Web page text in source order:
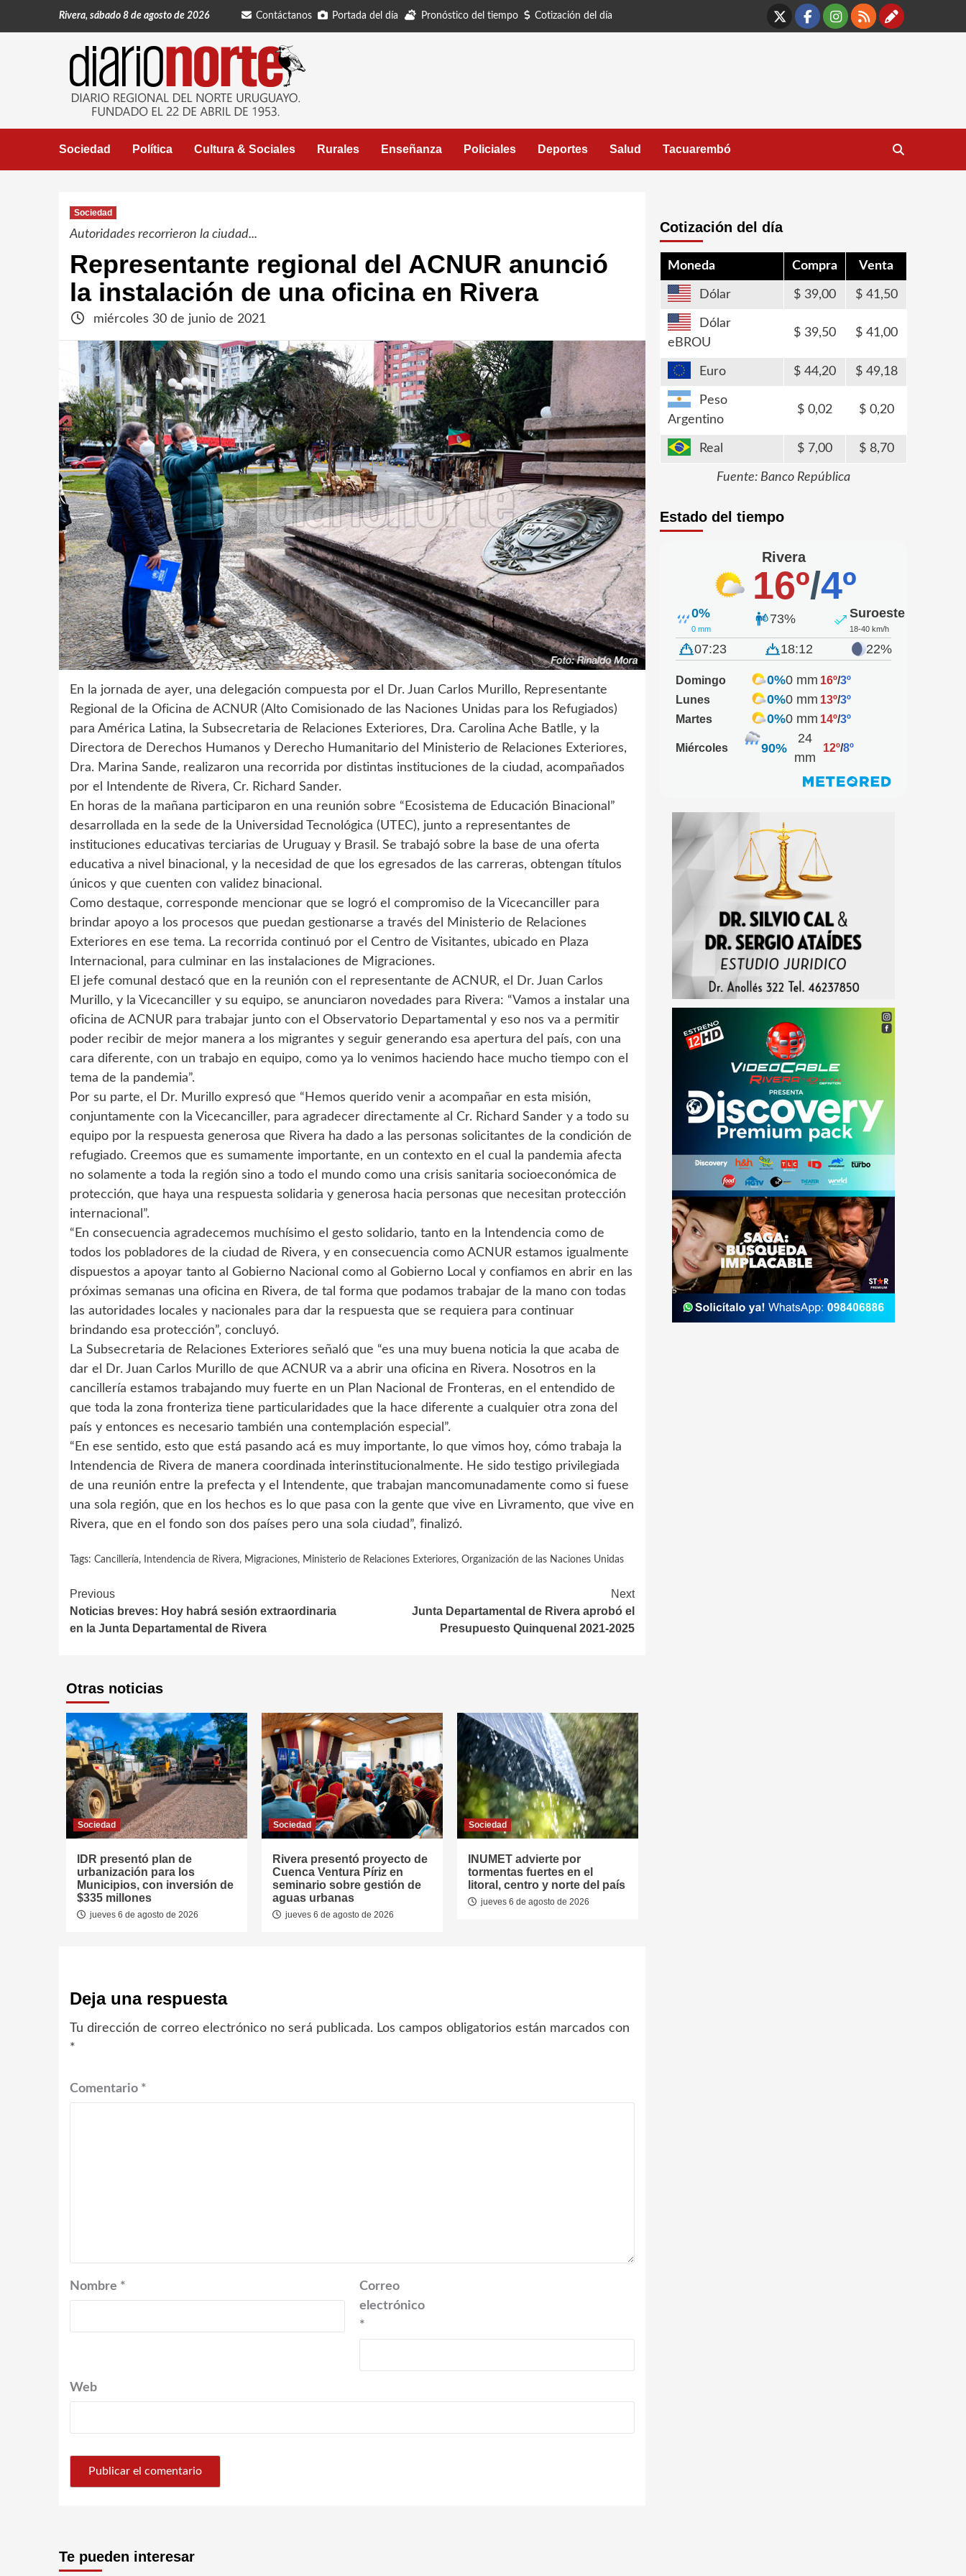
Rivera, sábado 8 de agosto de 2026 Contáctanos Portada del día Pronóstico del tiempo Cotización del día
X Facebook
Instagram
RSS
Sociedad Política Cultura & Sociales Rurales Enseñanza Policiales Deportes Salud Tacuarembó
Sociedad
Autoridades recorrieron la ciudad...
Representante regional del ACNUR anunció
la instalación de una oficina en Rivera
miércoles 30 de junio de 2021
En la jornada de ayer, una delegación compuesta por el Dr. Juan Carlos Murillo, Representante
Regional de la Oficina de ACNUR (Alto Comisionado de las Naciones Unidas para los Refugiados)
para América Latina, la Subsecretaria de Relaciones Exteriores, Dra. Carolina Ache Batlle, y la
Directora de Derechos Humanos y Derecho Humanitario del Ministerio de Relaciones Exteriores,
Dra. Marina Sande, realizaron una recorrida por distintas instituciones de la ciudad, acompañados
por el Intendente de Rivera, Cr. Richard Sander.
En horas de la mañana participaron en una reunión sobre “Ecosistema de Educación Binacional”
desarrollada en la sede de la Universidad Tecnológica (UTEC), junto a representantes de
instituciones educativas terciarias de Uruguay y Brasil. Se trabajó sobre la base de una oferta
educativa a nivel binacional, y la necesidad de que los egresados de las carreras, obtengan títulos
únicos y que cuenten con validez binacional.
Como destaque, corresponde mencionar que se logró el compromiso de la Vicecanciller para
brindar apoyo a los procesos que puedan gestionarse a través del Ministerio de Relaciones
Exteriores en ese tema. La recorrida continuó por el Centro de Visitantes, ubicado en Plaza
Internacional, para culminar en las instalaciones de Migraciones.
El jefe comunal destacó que en la reunión con el representante de ACNUR, el Dr. Juan Carlos
Murillo, y la Vicecanciller y su equipo, se anunciaron novedades para Rivera: “Vamos a instalar una
oficina de ACNUR para trabajar junto con el Observatorio Departamental y eso nos va a permitir
poder recibir de mejor manera a los migrantes y seguir generando esa apertura del país, con una
cara diferente, con un trabajo en equipo, como ya lo venimos haciendo hace mucho tiempo con el
tema de la pandemia”.
Por su parte, el Dr. Murillo expresó que “Hemos querido venir a acompañar en esta misión,
conjuntamente con la Vicecanciller, para agradecer directamente al Cr. Richard Sander y a todo su
equipo por la respuesta generosa que Rivera ha dado a las personas solicitantes de la condición de
refugiado. Creemos que es sumamente importante, en un contexto en el cual la pandemia afecta
no solamente a toda la región sino a todo el mundo como una crisis sanitaria socioeconómica de
protección, que haya una respuesta solidaria y generosa hacia personas que necesitan protección
internacional”.
“En consecuencia agradecemos muchísimo el gesto solidario, tanto en la Intendencia como de
todos los pobladores de la ciudad de Rivera, y en consecuencia como ACNUR estamos igualmente
dispuestos a apoyar tanto al Gobierno Nacional como al Gobierno Local y confiamos en abrir en las
próximas semanas una oficina en Rivera, de tal forma que podamos trabajar de la mano con todas
las autoridades locales y nacionales para dar la respuesta que se requiera para continuar
brindando esa protección”, concluyó.
La Subsecretaria de Relaciones Exteriores señaló que “es una muy buena noticia la que acaba de
dar el Dr. Juan Carlos Murillo de que ACNUR va a abrir una oficina en Rivera. Nosotros en la
cancillería estamos trabajando muy fuerte en un Plan Nacional de Fronteras, en el entendido de
que toda la zona fronteriza tiene particularidades que la hace diferente a cualquier otra zona del
país y entonces es necesario también una contemplación especial”.
“En ese sentido, esto que está pasando acá es muy importante, lo que vimos hoy, cómo trabaja la
Intendencia de Rivera de manera coordinada interinstitucionalmente. He sido testigo privilegiada
de una reunión entre la prefecta y el Intendente, que trabajan mancomunadamente como si fuese
una sola región, que en los hechos es lo que pasa con la gente que vive en Livramento, que vive en
Rivera, que en el fondo son dos países pero una sola ciudad”, finalizó.
Tags: Cancillería, Intendencia de Rivera, Migraciones, Ministerio de Relaciones Exteriores, Organización de las Naciones Unidas
Continue
Reading
Previous
Noticias breves: Hoy habrá sesión extraordinaria
en la Junta Departamental de Rivera
Next
Junta Departamental de Rivera aprobó el
Presupuesto Quinquenal 2021-2025
Otras noticias
Sociedad
IDR presentó plan de
urbanización para los
Municipios, con inversión de
$335 millones
jueves 6 de agosto de 2026
Sociedad
Rivera presentó proyecto de
Cuenca Ventura Píriz en
seminario sobre gestión de
aguas urbanas
jueves 6 de agosto de 2026
Sociedad
INUMET advierte por
tormentas fuertes en el
litoral, centro y norte del país
jueves 6 de agosto de 2026
Deja una respuesta
Tu dirección de correo electrónico no será publicada. Los campos obligatorios están marcados con
*
Comentario *
Nombre *
Correo
electrónico
*
Web
Cotización del día
Moneda Compra Venta
Dólar 39,00 41,50
Dólar
eBROU
39,50 41,00
Euro 44,20 49,18
Peso
Argentino
0,02 0,20
Real 7,00 8,70
Fuente: Banco República
Estado del tiempo
Rivera
16º/4º
0%
0 mm
73% Suroeste
18-40 km/h
07:23 18:12 22%
Domingo 0%0 mm 16º/3º
Lunes
0%0 mm 13º/3º
Martes
0%0 mm 14º/3º
Miércoles 90%
24
mm
12º/8º
Te pueden interesar